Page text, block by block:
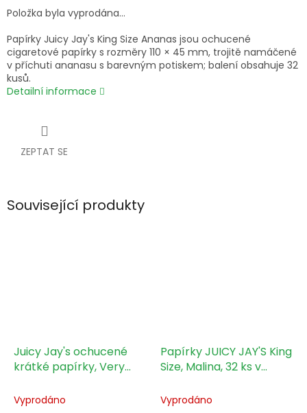
Položka byla vyprodána…
Papírky Juicy Jay's King Size Ananas jsou ochucené
cigaretové papírky s rozměry 110 × 45 mm, trojitě namáčené
v příchuti ananasu s barevným potiskem; balení obsahuje 32
kusů.
Detailní informace
ZEPTAT SE
Související produkty
Juicy Jay's ochucené
krátké papírky, Very
Vyprodáno
Papírky JUICY JAY'S King
Size, Malina, 32 ks v
Vyprodáno